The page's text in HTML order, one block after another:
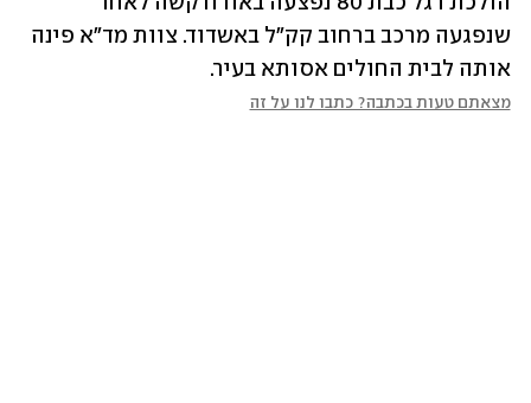
אותה לבית החולים אסותא בעיר.
מצאתם טעות בכתבה? כתבו לנו על זה